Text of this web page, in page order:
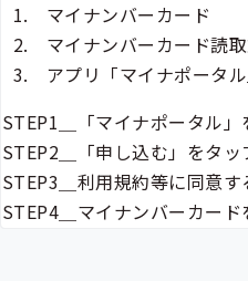
マイナンバーカード
マイナンバーカード読
アプリ「マイナポータ
STEP1＿「マイナポータル」
STEP2＿「申し込む」をタッ
STEP3＿利用規約等に同意す
STEP4＿マイナンバーカード